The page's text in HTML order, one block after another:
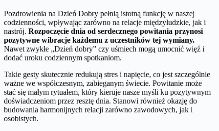
Pozdrowienia na Dzień Dobry pełnią istotną funkcję w naszej
codzienności, wpływając zarówno na relacje międzyludzkie, jak i
nastrój. Rozpoczęcie dnia od serdecznego powitania przynosi
pozytywne wibracje każdemu z uczestników tej wymiany.
Nawet zwykłe „Dzień dobry” czy uśmiech mogą umocnić więź i
dodać uroku codziennym spotkaniom.
Takie gesty skutecznie redukują stres i napięcie, co jest szczególnie
ważne we współczesnym, zabieganym świecie. Powitanie może
stać się małym rytuałem, który kieruje nasze myśli ku pozytywnym
doświadczeniom przez resztę dnia. Stanowi również okazję do
budowania harmonijnych relacji zarówno zawodowych, jak i
osobistych.